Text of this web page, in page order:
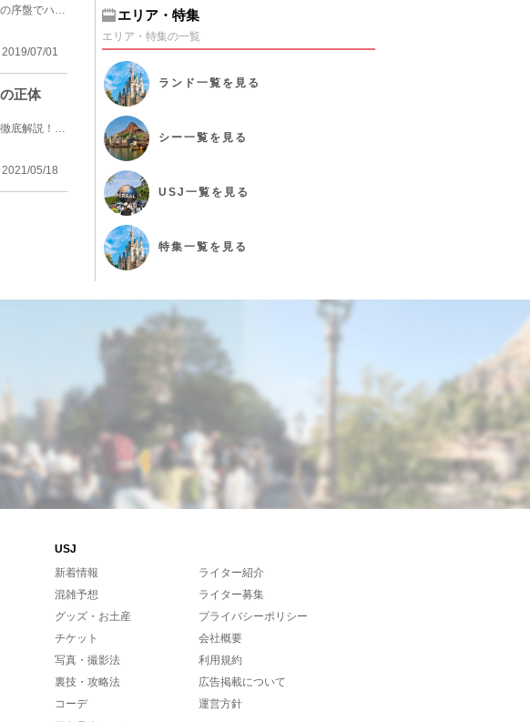
映画『ハリー・ポッター』シリーズに登場する列車「ホグワーツ特急」を徹底解説！物語の序盤でハリーを...
2019/07/01
正体
映画『ハリー・ポッター』シリーズに登場するキャラクター、ディメンター（吸魂鬼）を徹底解説！宙を舞...
2021/05/18
エリア・特集
エリア・特集の一覧
ランド 一覧を見る
シー一覧を見る
USJ 一覧を見る
特集一覧を見る
USJ
新着情報
混雑予想
グッズ・お土産
チケット
写真・撮影法
裏技・攻略法
コーデ
ライター紹介
ライター募集
プライバシーポリシー
会社概要
利用規約
広告掲載について
運営方針